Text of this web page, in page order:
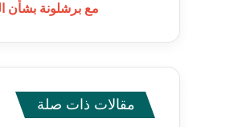
مع برشلونة بشأن
مقالات ذات صلة